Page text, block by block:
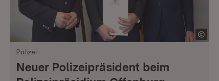
Polizei
Neuer Polizeipräsident beim